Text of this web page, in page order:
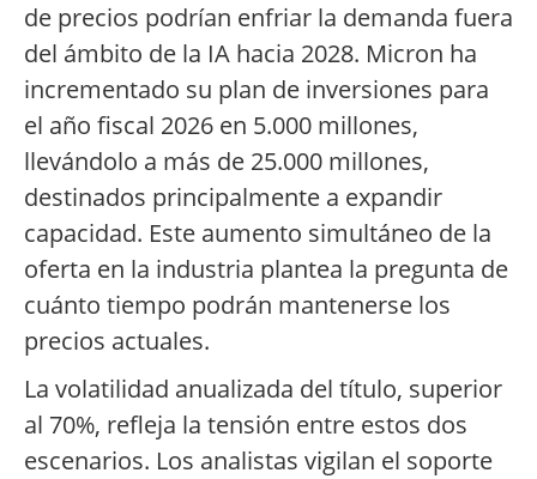
de precios podrían enfriar la demanda fuera
del ámbito de la IA hacia 2028. Micron ha
incrementado su plan de inversiones para
el año fiscal 2026 en 5.000 millones,
llevándolo a más de 25.000 millones,
destinados principalmente a expandir
capacidad. Este aumento simultáneo de la
oferta en la industria plantea la pregunta de
cuánto tiempo podrán mantenerse los
precios actuales.
La volatilidad anualizada del título, superior
al 70%, refleja la tensión entre estos dos
escenarios. Los analistas vigilan el soporte